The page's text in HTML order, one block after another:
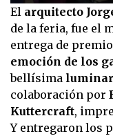
0
seconds
of
30
seconds
El arquitecto
de la feria, fue el
entrega de
emoción de los
bellísima
colaboración por
Kuttercraft,
Y entregaron los